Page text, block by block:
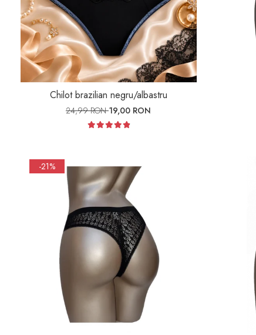
Chilot brazilian negru/albastru
24,99 RON19,00 RON
-21%